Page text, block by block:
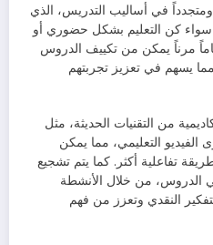
ومتجدداً في أساليب التدريس، الذي
كن التعليم بشكل حضوري أو
مرناً يمكن من تكييف الدروس
مما يسهم في تعزيز تجربتهم
من التقنيات الحديثة، مثل
الفيديو التعليمي، مما يمكن
تفاعلية أكثر. كما يتم تشجيع
الدروس، من خلال الأنشطة
النقدي وتعزز من فهم